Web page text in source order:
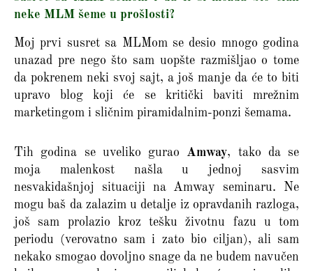
neke MLM šeme u prošlosti?
Moj prvi susret sa MLMom se desio mnogo godina
unazad pre nego što sam uopšte razmišljao o tome
da pokrenem neki svoj sajt, a još manje da će to biti
upravo blog koji će se kritički baviti mrežnim
marketingom i sličnim piramidalnim-ponzi šemama.
Tih godina se uveliko gurao Amway, tako da se
moja malenkost našla u jednoj sasvim
nesvakidašnjoj situaciji na Amway seminaru. Ne
mogu baš da zalazim u detalje iz opravdanih razloga,
još sam prolazio kroz tešku životnu fazu u tom
periodu (verovatno sam i zato bio ciljan), ali sam
nekako smogao dovoljno snage da ne budem navučen